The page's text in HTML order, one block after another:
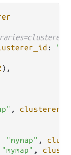
:
),
,
"mymap" ,
"mymap" ,